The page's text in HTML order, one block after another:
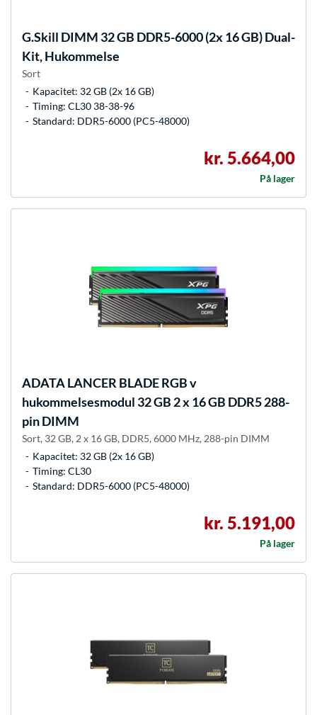
G.Skill DIMM 32 GB DDR5-6000 (2x 16 GB) Dual-
Kit, Hukommelse
Sort
Kapacitet: 32 GB (2x 16 GB)
Timing: CL30 38-38-96
Standard: DDR5-6000 (PC5-48000)
kr. 5.664,00
På lager
ADATALANCER BLADE RGB v
hukommelsesmodul 32 GB 2 x 16 GB DDR5 288-
pin DIMM
Sort, 32 GB, 2 x 16 GB, DDR5, 6000 MHz, 288-pin DIMM
Kapacitet: 32 GB (2x 16 GB)
Timing: CL30
Standard: DDR5-6000 (PC5-48000)
kr. 5.191,00
På lager